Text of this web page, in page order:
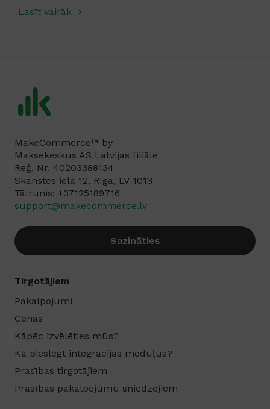
Lasīt vairāk
MakeCommerce™ by
Maksekeskus AS Latvijas filiāle
Reģ. Nr. 40203388134
Skanstes iela 12, Rīga, LV-1013
Tālrunis: +37125189716‬
support@makecommerce.lv
Sazināties
Tirgotājiem
Pakalpojumi
Cenas
Kāpēc izvēlēties mūs?
Kā pieslēgt integrācijas moduļus?
Prasības tirgotājiem
Prasības pakalpojumu sniedzējiem